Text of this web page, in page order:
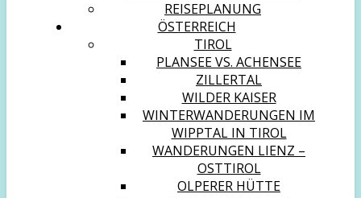
REISEPLANUNG
ÖSTERREICH
TIROL
PLANSEE VS. ACHENSEE
ZILLERTAL
WILDER KAISER
WINTERWANDERUNGEN IM
WIPPTAL IN TIROL
WANDERUNGEN LIENZ –
OSTTIROL
OLPERER HÜTTE